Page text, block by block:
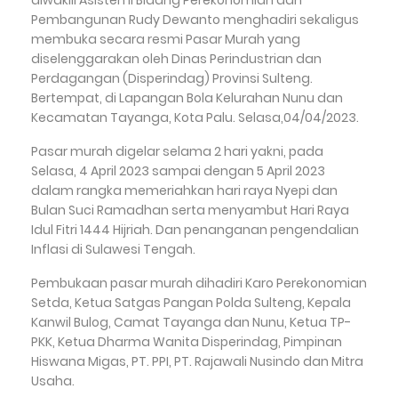
Pembangunan Rudy Dewanto menghadiri sekaligus
membuka secara resmi Pasar Murah yang
diselenggarakan oleh Dinas Perindustrian dan
Perdagangan (Disperindag) Provinsi Sulteng.
Bertempat, di Lapangan Bola Kelurahan Nunu dan
Kecamatan Tayanga, Kota Palu. Selasa,04/04/2023.
Pasar murah digelar selama 2 hari yakni, pada
Selasa, 4 April 2023 sampai dengan 5 April 2023
dalam rangka memeriahkan hari raya Nyepi dan
Bulan Suci Ramadhan serta menyambut Hari Raya
Idul Fitri 1444 Hijriah. Dan penanganan pengendalian
Inflasi di Sulawesi Tengah.
Pembukaan pasar murah dihadiri Karo Perekonomian
Setda, Ketua Satgas Pangan Polda Sulteng, Kepala
Kanwil Bulog, Camat Tayanga dan Nunu, Ketua TP-
PKK, Ketua Dharma Wanita Disperindag, Pimpinan
Hiswana Migas, PT. PPI, PT. Rajawali Nusindo dan Mitra
Usaha.